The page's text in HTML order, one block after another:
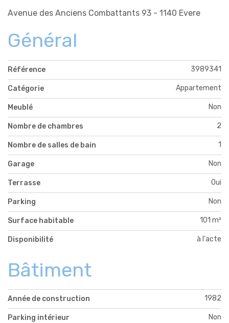
Avenue des Anciens Combattants 93 - 1140 Evere
Général
Référence 3989341
Catégorie Appartement
Meublé Non
Nombre de chambres 2
Nombre de salles de bain 1
Garage Non
Terrasse Oui
Parking Non
Surface habitable 101 m²
Disponibilité à l'acte
Bâtiment
Année de construction 1982
Parking intérieur Non